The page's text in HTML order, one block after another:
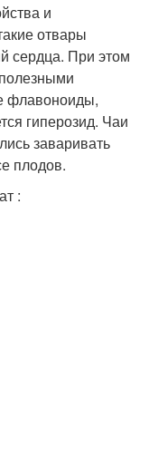
и
отвары
сердца. При этом
флавоноиды,
гиперозид. Чаи
заваривать
плодов.
: